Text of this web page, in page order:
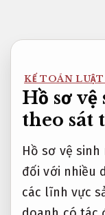
nội
dungKẾ TOÁN
Hồ sơ
theo sát
Hồ sơ vệ
đối với nhiều
các lĩnh vực